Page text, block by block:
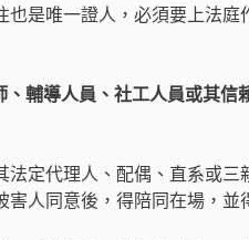
也是唯一證人，必須要上法
輔導人員、社工人員或其信
法定代理人、配偶、直系或
人同意後，得陪同在場，並